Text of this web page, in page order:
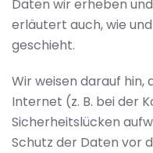
Daten wir erheben
erläutert auch, wie
geschieht.
Wir weisen darauf hin,
Internet (z. B. bei der
Sicherheitslücken
Schutz der Daten vor